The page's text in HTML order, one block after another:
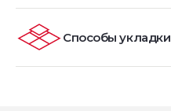
Способы укладки